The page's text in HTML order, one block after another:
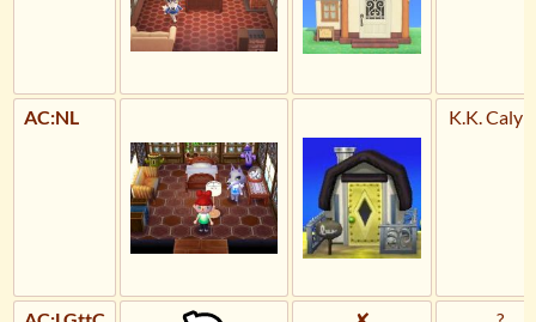
AC:NL K.K.